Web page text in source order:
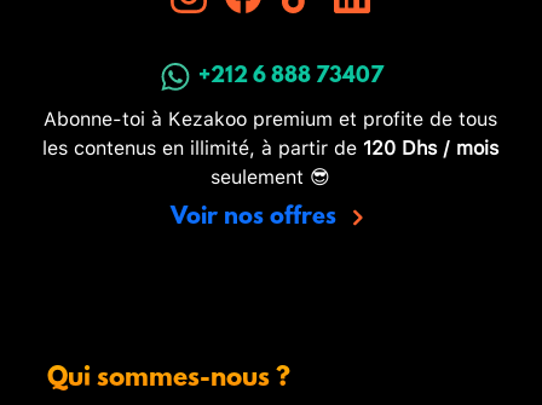
+212 6 888 73407
Abonne-toi à Kezakoo premium et profite de tous
les contenus en illimité, à partir de 120 Dhs / mois
seulement 😎
Voir nos offres
Qui sommes-nous ?